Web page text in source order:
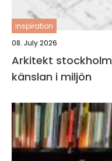
inspiration
08. July 2026
Arkitekt stockholm när helheten avgör
känslan i miljön